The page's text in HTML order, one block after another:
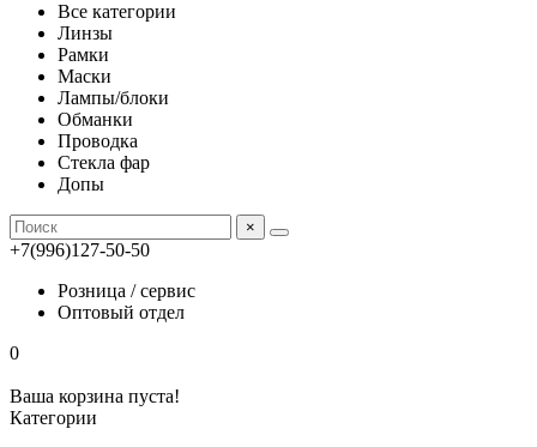
Все категории
Линзы
Рамки
Маски
Лампы/блоки
Обманки
Проводка
Стекла фар
Допы
×
+7(996)127-50-50
Розница / сервис
Оптовый отдел
0
Ваша корзина пуста!
Категории